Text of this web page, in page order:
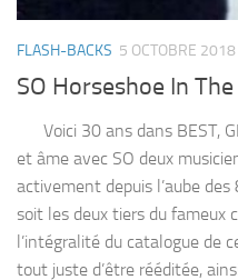
FLASH-BACKS 5 OCTOBRE 2018
SO Horseshoe In
Voici 30 ans dans BEST,
et âme avec SO deux
activement depuis l’aube
soit les deux tiers du fameux
l’intégralité du catalogue de
tout juste d’être rééditée,